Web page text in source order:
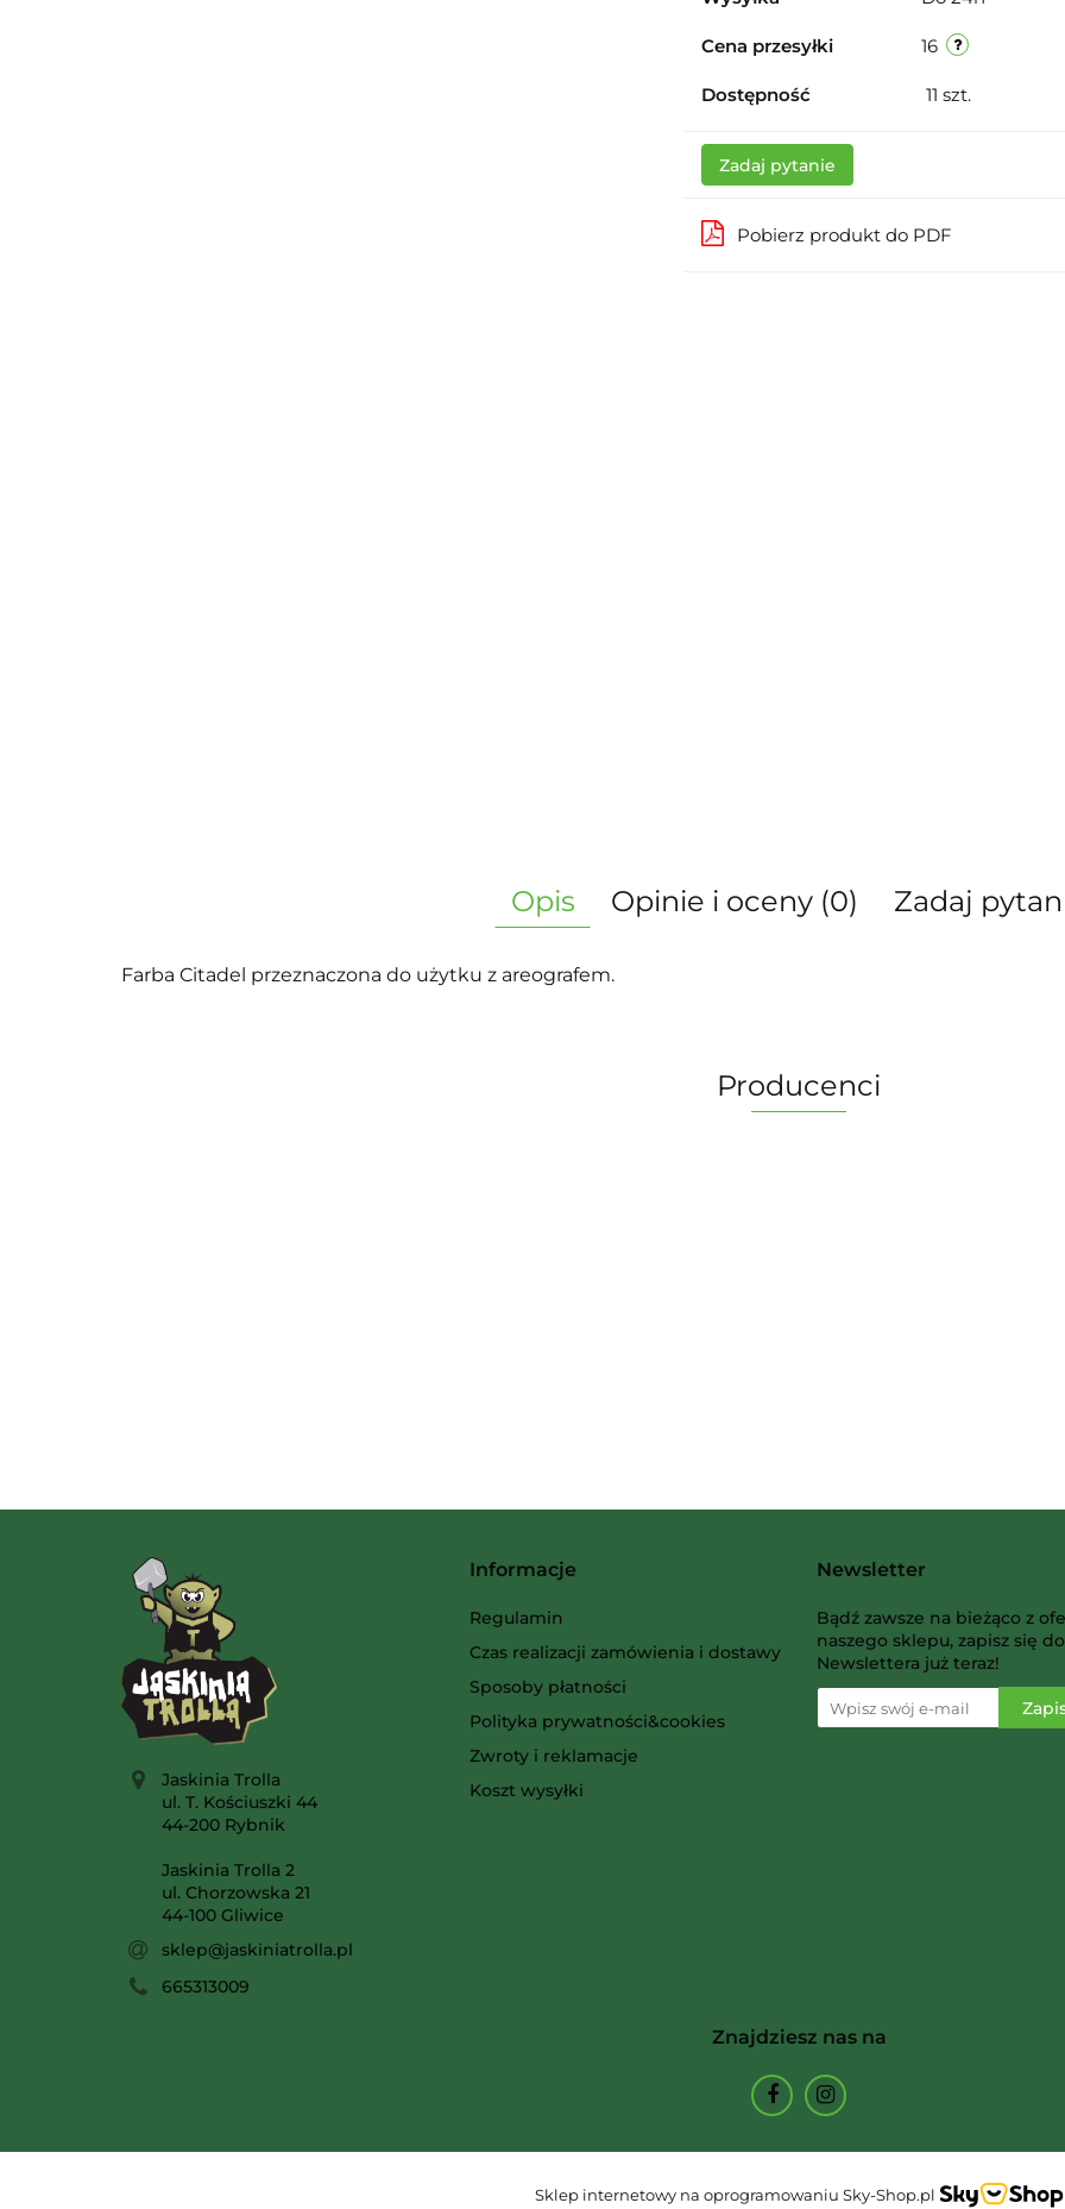
Cena przesyłki 16
Dostępność 11 szt.
Zadaj pytanie
Pobierz produkt do PDF
Opis Opinie i oceny (0) Zadaj
Farba Citadel przeznaczona do użytku z areografem.
Producenci
AMIGO Spiel
Jaskinia Trolla
ul. T. Kościuszki 44
44-200 Rybnik
Jaskinia Trolla 2
ul. Chorzowska 21
44-100 Gliwice
sklep@jaskiniatrolla.pl
665313009
Informacje
Regulamin
Czas realizacji zamówienia i dostawy
Sposoby płatności
Polityka prywatności&cookies
Zwroty i reklamacje
Koszt wysyłki
Newsletter
Bądź zawsze na bieżąco z
naszego sklepu, zapisz się do
Newslettera już teraz!
Znajdziesz nas na
Sklep internetowy na oprogramowaniu Sky-Shop.pl